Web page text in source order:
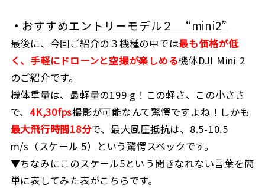
・ おすすめエントリーモデル２ “mini2”
最後に、今回ご紹介の３機種の中では最も価格が低
く、手軽にドローンと空撮が楽しめる機体DJI Mini 2
のご紹介です。
機体重量は、最軽量の199 g！この軽さ、この小ささ
で、 4K,30fps撮影が可能なんて驚愕ですよね！しかも
最大飛行時間18分で、最大風圧抵抗は、8.5-10.5
m/s（スケール 5）という驚愕スペックです。
▼ちなみにこのスケール5という聞きなれない言葉を簡
単に表してみた表がこちらです。